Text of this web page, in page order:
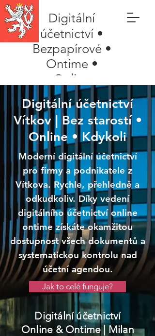
Digitální
účetnictví •
Bezpapírové •
Ontime •
Online
Digitální účetnictví
Vítkov | Bez starostí •
Online • Kdykoli
Moderní digitální účetnictví
pro firmy a podnikatele z
Vítkova. Rychle, přehledně a
odkudkoliv. Díky vedení
digitálního účetnictví online
ontime získáte okamžitou
dostupnost všech dokumentů a
systematickou kontrolu nad
účetní agendou.
Jak to celé funguje?
Digitální účetnictví
Online & Ontime| Milan